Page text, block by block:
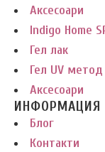
Аксесоари
Indigo Home
Гел лак
Гел UV метод
Аксесоари
ИНФОРМАЦИЯ
Блог
Контакти